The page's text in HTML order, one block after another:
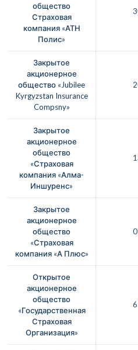
общество
Страховая
компания «АТН
Полис»
Закрытое
акционерное
общество «Jubilee
Kyrgyzstan Insurance
Compsny»
Закрытое
акционерное
общество
«Страховая
компания «Алма-
Иншуренс»
Закрытое
акционерное
общество
«Страховая
компания «А Плюс»
Открытое
акционерное
общество
«Государственная
Страховая
Организация»